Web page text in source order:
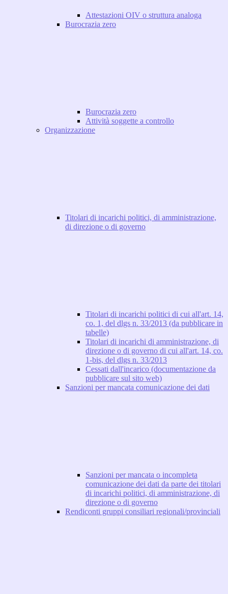
Attestazioni OIV o struttura analoga
Burocrazia zero
Burocrazia zero
Attività soggette a controllo
Organizzazione
Titolari di incarichi politici, di amministrazione,
di direzione o di governo
Titolari di incarichi politici di cui all'art. 14,
co. 1, del dlgs n. 33/2013 (da pubblicare in
tabelle)
Titolari di incarichi di amministrazione, di
direzione o di governo di cui all'art. 14, co.
1-bis, del dlgs n. 33/2013
Cessati dall'incarico (documentazione da
pubblicare sul sito web)
Sanzioni per mancata comunicazione dei dati
Sanzioni per mancata o incompleta
comunicazione dei dati da parte dei titolari
di incarichi politici, di amministrazione, di
direzione o di governo
Rendiconti gruppi consiliari regionali/provinciali